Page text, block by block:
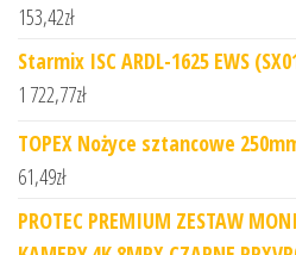
153,42zł
Starmix ISC ARDL-1625 EWS
1 722,77zł
TOPEX Nożyce sztancowe
61,49zł
PROTEC PREMIUM ZESTAW